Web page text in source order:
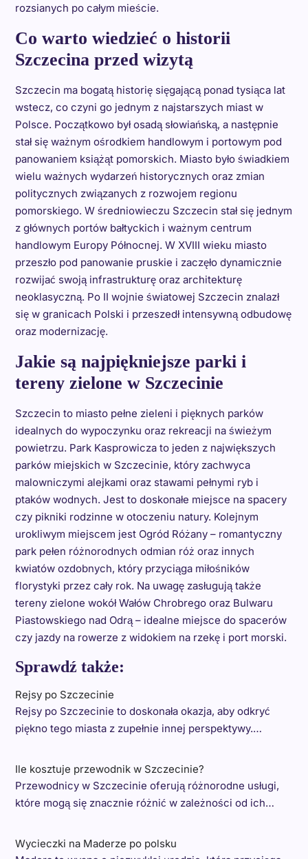
rozsianych po całym mieście.
Co warto wiedzieć o historii
Szczecina przed wizytą
Szczecin ma bogatą historię sięgającą ponad tysiąca lat
wstecz, co czyni go jednym z najstarszych miast w
Polsce. Początkowo był osadą słowiańską, a następnie
stał się ważnym ośrodkiem handlowym i portowym pod
panowaniem książąt pomorskich. Miasto było świadkiem
wielu ważnych wydarzeń historycznych oraz zmian
politycznych związanych z rozwojem regionu
pomorskiego. W średniowieczu Szczecin stał się jednym
z głównych portów bałtyckich i ważnym centrum
handlowym Europy Północnej. W XVIII wieku miasto
przeszło pod panowanie pruskie i zaczęło dynamicznie
rozwijać swoją infrastrukturę oraz architekturę
neoklasyczną. Po II wojnie światowej Szczecin znalazł
się w granicach Polski i przeszedł intensywną odbudowę
oraz modernizację.
Jakie są najpiękniejsze parki i
tereny zielone w Szczecinie
Szczecin to miasto pełne zieleni i pięknych parków
idealnych do wypoczynku oraz rekreacji na świeżym
powietrzu. Park Kasprowicza to jeden z największych
parków miejskich w Szczecinie, który zachwyca
malowniczymi alejkami oraz stawami pełnymi ryb i
ptaków wodnych. Jest to doskonałe miejsce na spacery
czy pikniki rodzinne w otoczeniu natury. Kolejnym
urokliwym miejscem jest Ogród Różany – romantyczny
park pełen różnorodnych odmian róż oraz innych
kwiatów ozdobnych, który przyciąga miłośników
florystyki przez cały rok. Na uwagę zasługują także
tereny zielone wokół Wałów Chrobrego oraz Bulwaru
Piastowskiego nad Odrą – idealne miejsce do spacerów
czy jazdy na rowerze z widokiem na rzekę i port morski.
Sprawdź także:
Rejsy po Szczecinie
Rejsy po Szczecinie to doskonała okazja, aby odkryć
piękno tego miasta z zupełnie innej perspektywy.…
Ile kosztuje przewodnik w Szczecinie?
Przewodnicy w Szczecinie oferują różnorodne usługi,
które mogą się znacznie różnić w zależności od ich…
Wycieczki na Maderze po polsku